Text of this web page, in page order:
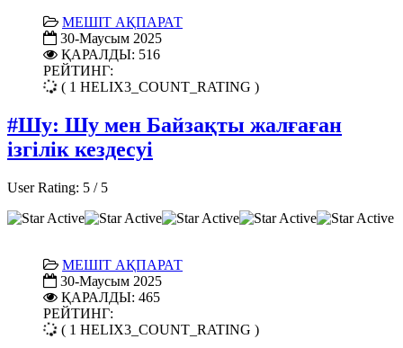
МЕШІТ АҚПАРАТ
30-Маусым 2025
ҚАРАЛДЫ: 516
РЕЙТИНГ:
( 1 HELIX3_COUNT_RATING )
#Шу: Шу мен Байзақты жалғаған
ізгілік кездесуі
User Rating: 5 / 5
МЕШІТ АҚПАРАТ
30-Маусым 2025
ҚАРАЛДЫ: 465
РЕЙТИНГ:
( 1 HELIX3_COUNT_RATING )